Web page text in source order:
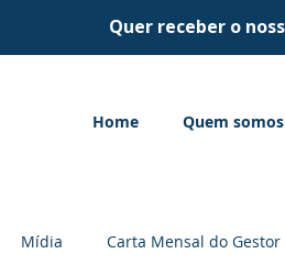
Home Quem somos
Mídia Carta Mensal do Gestor